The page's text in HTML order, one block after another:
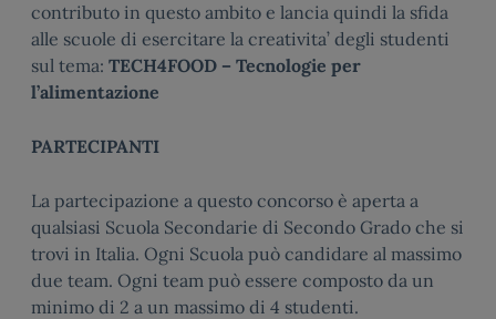
contributo in questo ambito e lancia quindi la sfida
alle scuole di esercitare la creativita’ degli studenti
sul tema: TECH4FOOD – Tecnologie per
l’alimentazione
PARTECIPANTI
La partecipazione a questo concorso è aperta a
qualsiasi Scuola Secondarie di Secondo Grado che si
trovi in Italia. Ogni Scuola può candidare al massimo
due team. Ogni team può essere composto da un
minimo di 2 a un massimo di 4 studenti.